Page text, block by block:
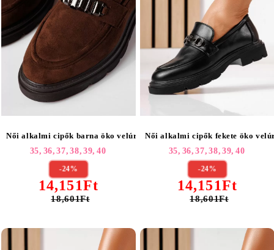
Női alkalmi cipők barna öko velúrból készült Eleni #25520
35, 36, 37, 38, 39, 40
-24%
14,151Ft
18,601Ft
Női alkalmi cipők fekete öko
35, 36, 37, 38, 39, 40
-24%
14,151Ft
18,601Ft